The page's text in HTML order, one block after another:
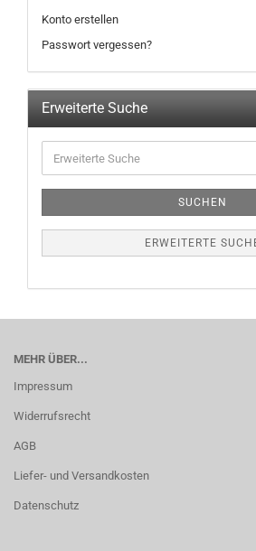
Konto erstellen
Passwort vergessen?
Erweiterte Suche
SUCHEN
ERWEITERTE
MEHR ÜBER...
Impressum
Widerrufsrecht
AGB
Liefer- und Versandkosten
Datenschutz